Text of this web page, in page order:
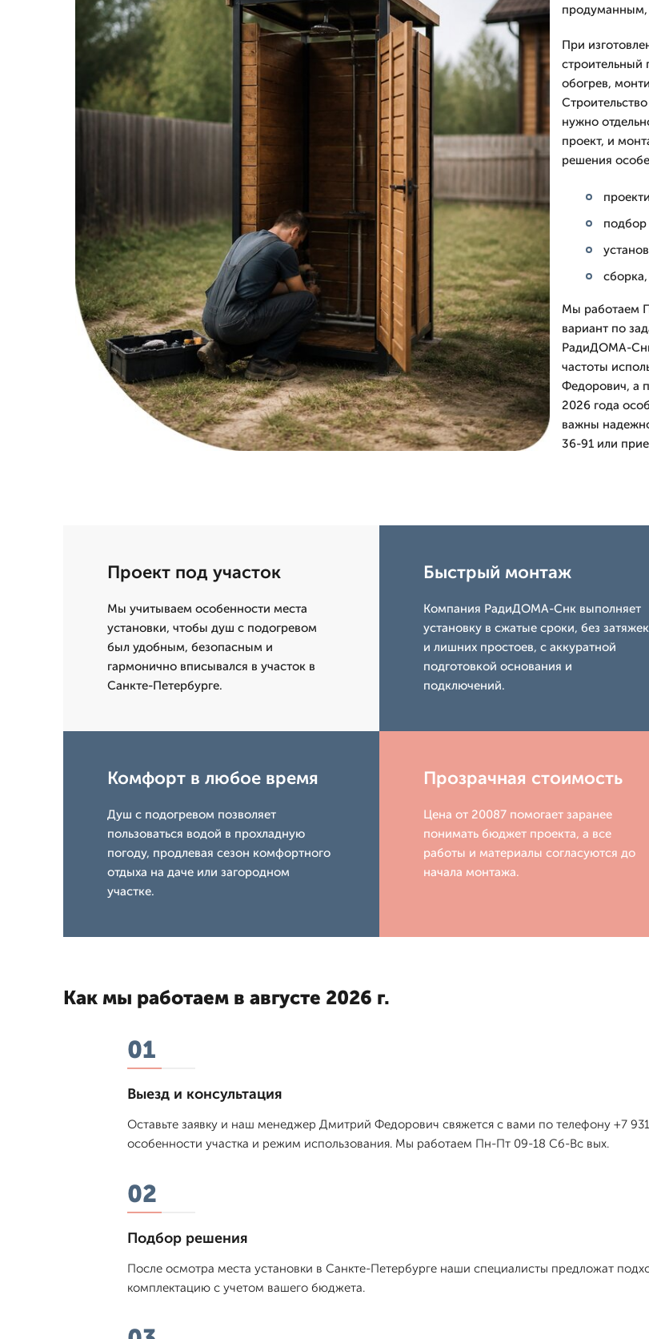
продуманным,
При
строительный
обогрев,
нужно
проект, и
решения
подбор
Мы работаем
вариант по
РадиДОМА-Снк
частоты
Федорович, а
2026 года
важны
36-91 или
Проект под участок
Мы учитываем особенности места
установки, чтобы душ с подогревом
был удобным, безопасным и
гармонично вписывался в участок в
Санкте-Петербурге.
Быстрый монтаж
Компания РадиДОМА-Снк выполняет
установку в сжатые сроки, без затяжек
и лишних простоев, с аккуратной
подготовкой основания и
подключений.
Комфорт в любое время
Душ с подогревом позволяет
пользоваться водой в прохладную
погоду, продлевая сезон комфортного
отдыха на даче или загородном
участке.
Прозрачная стоимость
Цена от 20087 помогает заранее
понимать бюджет проекта, а все
работы и материалы согласуются до
начала монтажа.
Как мы работаем в августе 2026 г.
01
Выезд и консультация
Оставьте заявку и наш менеджер Дмитpий Федорович свяжется с вами по телефону +7
особенности участка и режим использования. Мы работаем Пн-Пт 09-18 Сб-Вс вых.
02
Подбор решения
После осмотра места установки в Санкте-Петербурге наши специалисты предложат
комплектацию с учетом вашего бюджета.